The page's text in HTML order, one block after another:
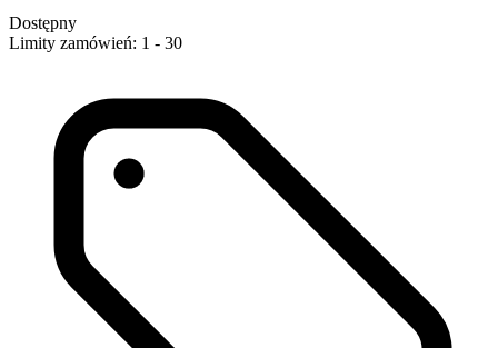
Dostępny
Limity zamówień: 1 - 30